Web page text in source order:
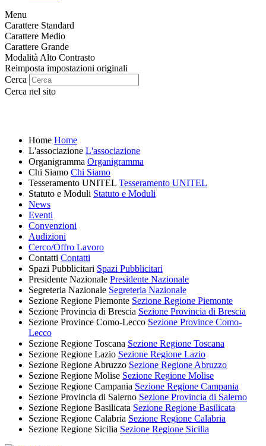
Menu
Carattere Standard
Carattere Medio
Carattere Grande
Modalità Alto Contrasto
Reimposta impostazioni originali
Cerca
Cerca nel sito
Home Home
L'associazione L'associazione
Organigramma Organigramma
Chi Siamo Chi Siamo
Tesseramento UNITEL Tesseramento UNITEL
Statuto e Moduli Statuto e Moduli
News
Eventi
Convenzioni
Audizioni
Cerco/Offro Lavoro
Contatti Contatti
Spazi Pubblicitari Spazi Pubblicitari
Presidente Nazionale Presidente Nazionale
Segreteria Nazionale Segreteria Nazionale
Sezione Regione Piemonte Sezione Regione Piemonte
Sezione Provincia di Brescia Sezione Provincia di Brescia
Sezione Province Como-Lecco Sezione Province Como-
Lecco
Sezione Regione Toscana Sezione Regione Toscana
Sezione Regione Lazio Sezione Regione Lazio
Sezione Regione Abruzzo Sezione Regione Abruzzo
Sezione Regione Molise Sezione Regione Molise
Sezione Regione Campania Sezione Regione Campania
Sezione Provincia di Salerno Sezione Provincia di Salerno
Sezione Regione Basilicata Sezione Regione Basilicata
Sezione Regione Calabria Sezione Regione Calabria
Sezione Regione Sicilia Sezione Regione Sicilia